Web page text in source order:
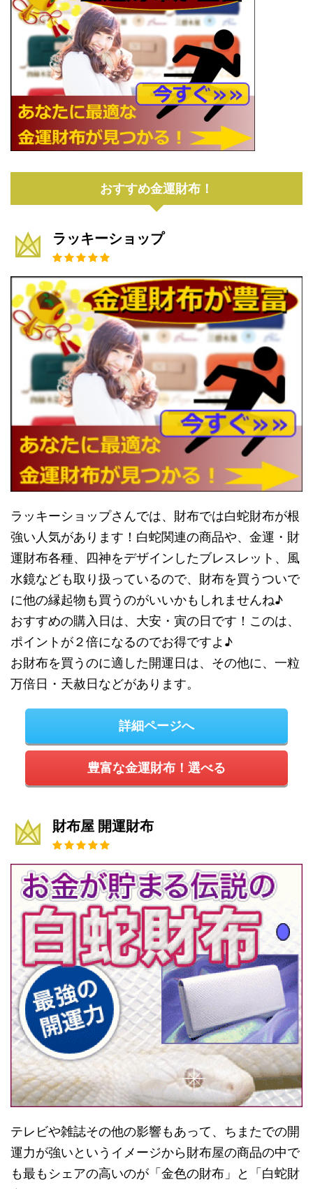
おすすめ金運財布！
ラッキーショップ
ラッキーショップさんでは、財布では白蛇財布が根
強い人気があります！白蛇関連の商品や、金運・財
運財布各種、四神をデザインしたブレスレット、風
水鏡なども取り扱っているので、財布を買うついで
に他の縁起物も買うのがいいかもしれませんね♪
おすすめの購入日は、大安・寅の日です！このは、
ポイントが２倍になるのでお得ですよ♪
お財布を買うのに適した開運日は、その他に、一粒
万倍日・天赦日などがあります。
詳細ページへ
豊富な金運財布！選べる
財布屋 開運財布
テレビや雑誌その他の影響もあって、ちまたでの開
運力が強いというイメージから財布屋の商品の中で
も最もシェアの高いのが「金色の財布」と「白蛇財